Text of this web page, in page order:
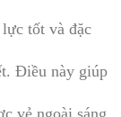
tốt và đặc
Điều này giúp